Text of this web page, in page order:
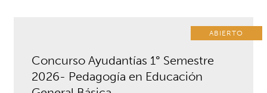
Concurso Ayudantías 1° Semestre
2026- Pedagogía en Educación
ABIERTO